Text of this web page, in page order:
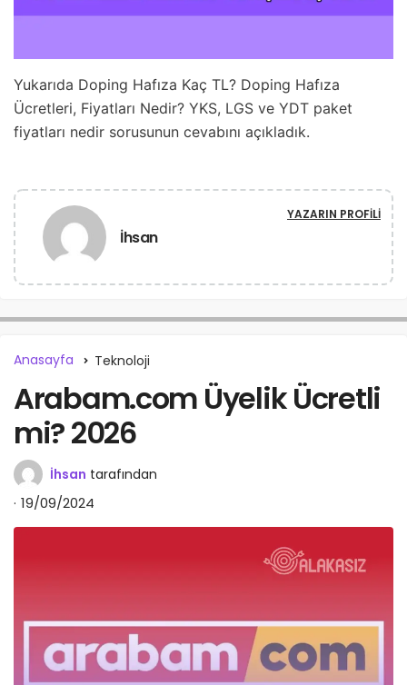
Yukarıda Doping Hafıza Kaç TL? Doping Hafıza
Ücretleri, Fiyatları Nedir? YKS, LGS ve YDT paket
fiyatları nedir sorusunun cevabını açıkladık.
İhsan
YAZARIN PROFILI
Anasayfa Teknoloji
Arabam.com Üyelik Ücretli
mi? 2026
İhsan tarafından
19/09/2024